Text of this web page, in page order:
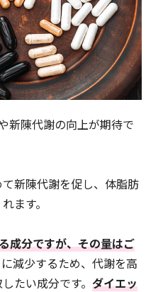
新陳代謝の向上が期待で
新陳代謝を促し、体脂肪
ます。
成分ですが、その量はご
減少するため、代謝を高
たい成分です。 ダイエッ